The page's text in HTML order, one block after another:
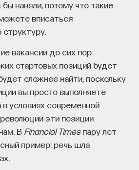
наняли, потому что такие
вписаться
вакансии до сих пор
стартовых позиций будет
сложнее найти, поскольку
вы просто выполняете
в условиях современной
эти позиции
В Financial Timesпару лет
пример: речь шла
знать много языков,
знать древние языки.
со второго курса. Латынь
с самими обстоятельствами
эта некоторая замкнутость,
некоторое чувство
"мы очень много
так, конечно, но в какой-то
Что касается условности
истории — это тема
открыта до сегодняшних пор.
Века, а когда